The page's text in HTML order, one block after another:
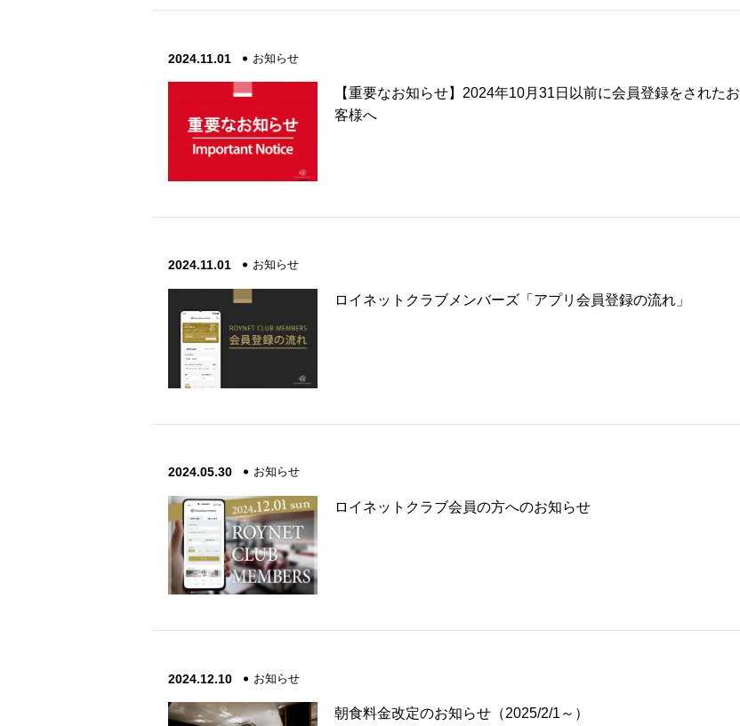
2024.11.01 お知らせ
【重要なお知らせ】2024年10月31日以前に会員登録をされたお
客様へ
2024.11.01 お知らせ
ロイネットクラブメンバーズ「アプリ会員登録の流れ」
2024.05.30 お知らせ
ロイネットクラブ会員の方へのお知らせ
2024.12.10 お知らせ
朝食料金改定のお知らせ（2025/2/1～）